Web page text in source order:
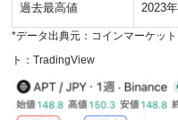
過去最高値 2023
*データ出典元：コインマーケッ
ト：TradingView